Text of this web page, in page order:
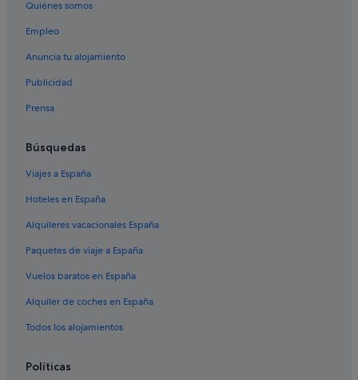
Quiénes somos
Empleo
Anuncia tu alojamiento
Publicidad
Prensa
Búsquedas
Viajes a España
Hoteles en España
Alquileres vacacionales España
Paquetes de viaje a España
Vuelos baratos en España
Alquiler de coches en España
Todos los alojamientos
Políticas